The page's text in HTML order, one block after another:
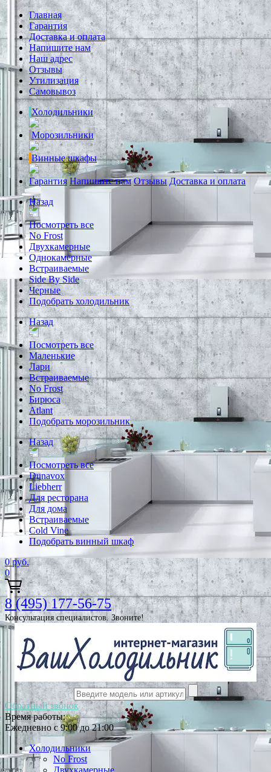
Главная
Гарантия
Доставка и оплата
Напишите нам
Наш адрес
Отзывы
Утилизация
Самовывоз
Холодильники
Морозильники
Винные шкафы
Гарантия Напишите нам Отзывы Доставка и оплата
Назад
Посмотреть все
No Frost
Двухкамерные
Однокамерные
Встраиваемые
Side By Side
Черные
Подобрать холодильник
Назад
Посмотреть все
Маленькие
Лари
Встраиваемые
No Frost
Бирюса
Atlant
Подобрать морозильник
Назад
Посмотреть все
Dunavox
Liebherr
Для ресторана
Для дома
Встраиваемые
Cold Vine
Подобрать винный шкаф
0 руб.
0
8 (495) 177-56-75
Консультация специалистов. Звоните!
Обратный звонок
Время работы:
Ежедневно с 9:00 до 21:00
Холодильники
No Frost
Двухкамерные